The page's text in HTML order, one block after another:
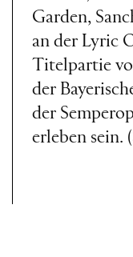
Garden,
an der Lyric
Titelpartie
der
der
erleben sein.